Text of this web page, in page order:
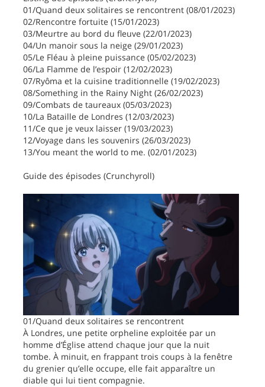
01/Quand deux solitaires se rencontrent (08/01/2023)
02/Rencontre fortuite (15/01/2023)
03/Meurtre au bord du fleuve (22/01/2023)
04/Un manoir sous la neige (29/01/2023)
05/Le Fléau à pleine puissance (05/02/2023)
06/La Flamme de l’espoir (12/02/2023)
07/Ryôma et la cuisine traditionnelle (19/02/2023)
08/Something in the Rainy Night (26/02/2023)
09/Combats de taureaux (05/03/2023)
10/La Bataille de Londres (12/03/2023)
11/Ce que je veux laisser (19/03/2023)
12/Voyage dans les souvenirs (26/03/2023)
13/You meant the world to me. (02/01/2023)
Guide des épisodes (Crunchyroll)
01/Quand deux solitaires se rencontrent
À Londres, une petite orpheline exploitée par un
homme d’Église attend chaque jour que la nuit
tombe. À minuit, en frappant trois coups à la fenêtre
du grenier qu’elle occupe, elle fait apparaître un
diable qui lui tient compagnie.